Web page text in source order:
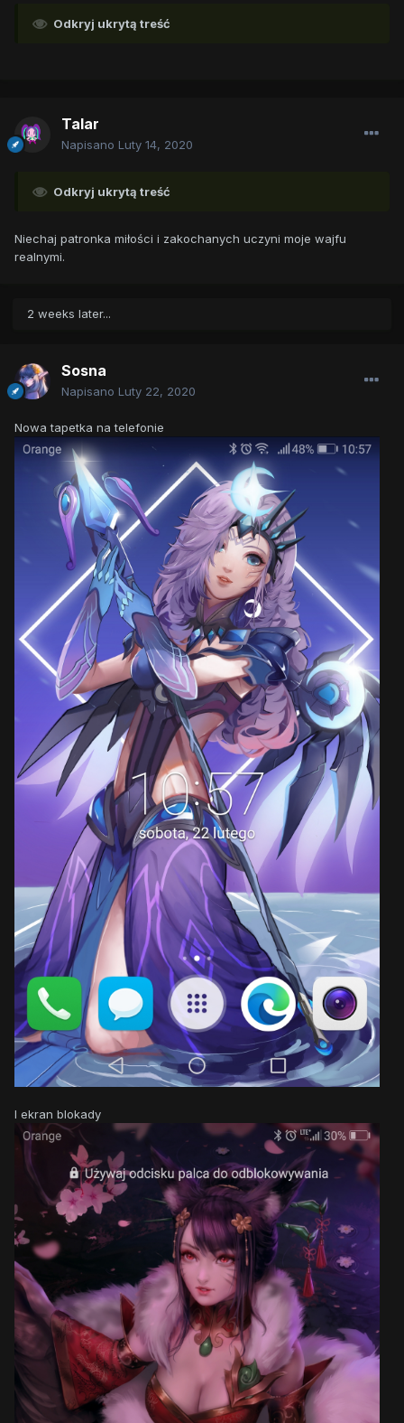
Odkryj ukrytą treść
Talar
Napisano Luty 14, 2020
Odkryj ukrytą treść
Niechaj patronka miłości i zakochanych uczyni moje wajfu
realnymi.
2 weeks later...
Sosna
Napisano Luty 22, 2020
Nowa tapetka na telefonie
I ekran blokady